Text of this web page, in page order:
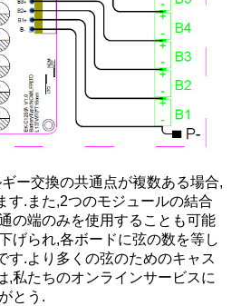
ー交換の共通点が複数ある場合,
す.また,2つのモジュールの結合
の端のみを使用することも可能
げられ,各ボードに弦の数を等し
す.より多くの弦のためのキャス
,私たちのオンラインサービスに
とう.